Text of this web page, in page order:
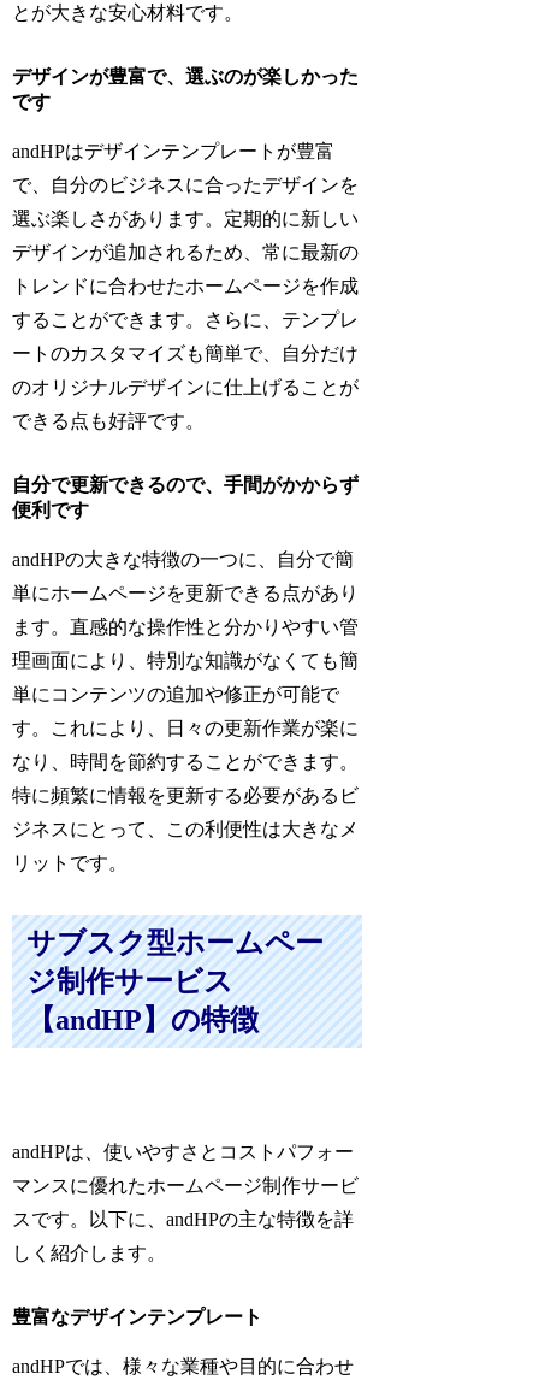
とが大きな安心材料です。
デザインが豊富で、選ぶのが楽しかった
です
andHPはデザインテンプレートが豊富
で、自分のビジネスに合ったデザインを
選ぶ楽しさがあります。定期的に新しい
デザインが追加されるため、常に最新の
トレンドに合わせたホームページを作成
することができます。さらに、テンプレ
ートのカスタマイズも簡単で、自分だけ
のオリジナルデザインに仕上げることが
できる点も好評です。
自分で更新できるので、手間がかからず
便利です
andHPの大きな特徴の一つに、自分で簡
単にホームページを更新できる点があり
ます。直感的な操作性と分かりやすい管
理画面により、特別な知識がなくても簡
単にコンテンツの追加や修正が可能で
す。これにより、日々の更新作業が楽に
なり、時間を節約することができます。
特に頻繁に情報を更新する必要があるビ
ジネスにとって、この利便性は大きなメ
リットです。
サブスク型ホームペー
ジ制作サービス
【andHP】の特徴
andHPは、使いやすさとコストパフォー
マンスに優れたホームページ制作サービ
スです。以下に、andHPの主な特徴を詳
しく紹介します。
豊富なデザインテンプレート
andHPでは、様々な業種や目的に合わせ